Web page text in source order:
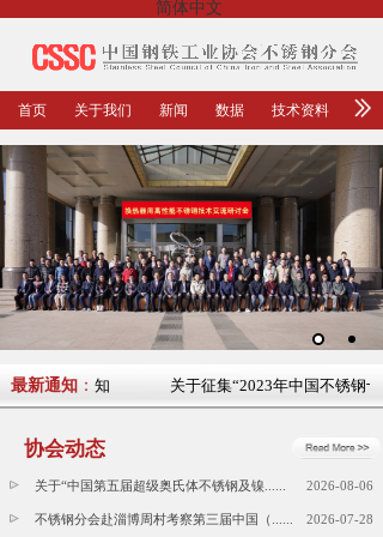
简体中文
首页 关于我们 新闻 数据 技术资料
最新通知 ：
大新闻”的通知 关于征集“2023年中国不锈钢十
协会动态
关于“中国第五届超级奥氏体不锈钢及镍...... 2026-08-06
不锈钢分会赴淄博周村考察第三届中国（...... 2026-07-28